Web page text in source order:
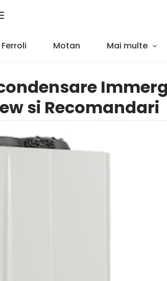
Ferroli Motan Mai multe
si Recomandari